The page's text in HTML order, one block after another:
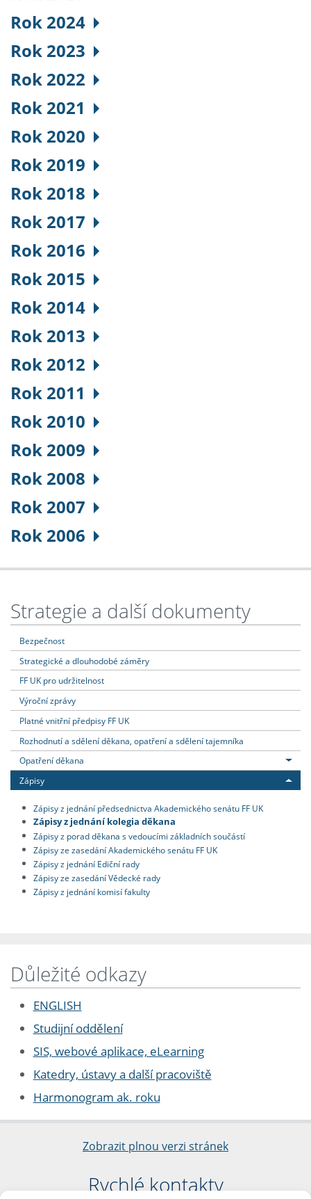
Rok 2024
Rok 2023
Rok 2022
Rok 2021
Rok 2020
Rok 2019
Rok 2018
Rok 2017
Rok 2016
Rok 2015
Rok 2014
Rok 2013
Rok 2012
Rok 2011
Rok 2010
Rok 2009
Rok 2008
Rok 2007
Rok 2006
Strategie a další dokumenty
Bezpečnost
Strategické a dlouhodobé záměry
FF UK pro udržitelnost
Výroční zprávy
Platné vnitřní předpisy FF UK
Rozhodnutí a sdělení děkana, opatření a sdělení tajemníka
Opatření děkana
Zápisy
Zápisy z jednání předsednictva Akademického senátu FF UK
Zápisy z jednání kolegia děkana
Zápisy z porad děkana s vedoucími základních součástí
Zápisy ze zasedání Akademického senátu FF UK
Zápisy z jednání Ediční rady
Zápisy ze zasedání Vědecké rady
Zápisy z jednání komisí fakulty
Důležité odkazy
ENGLISH
Studijní oddělení
SIS, webové aplikace, eLearning
Katedry, ústavy a další pracoviště
Harmonogram ak. roku
Zobrazit plnou verzi stránek
Rychlé kontakty